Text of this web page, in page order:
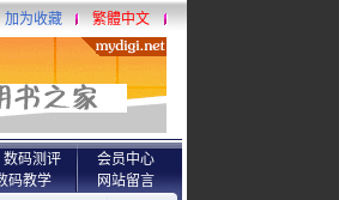
加为收藏 繁體中文
数码测评
码教学
会员中心
网站留言